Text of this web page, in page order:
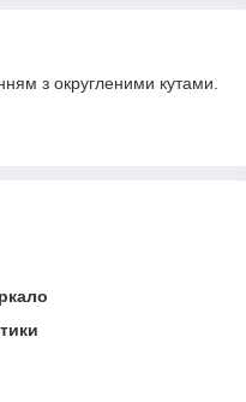
з округленими кутами.